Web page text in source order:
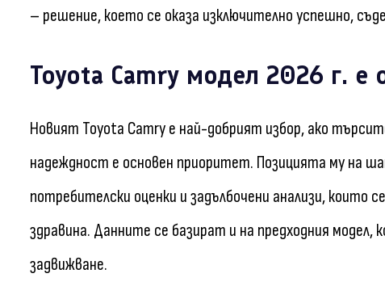
– решение, което се оказа изключително успешно,
Toyota Camry модел 2026 г. е
Новият Toyota Camry е най-добрият избор, ако
надеждност е основен приоритет. Позицията му на
потребителски оценки и задълбочени анализи, които
здравина. Данните се базират и на предходния
задвижване.